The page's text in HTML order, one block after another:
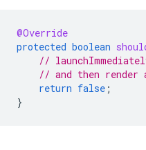
@Override
protected boolean
//
// and then render
return false ;
}